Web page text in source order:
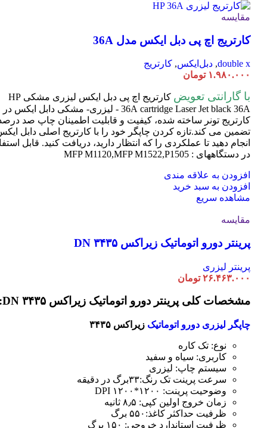
مقایسه
کارتریج اچ پی دبل ایکس مدل 36A
double x
, دبل‌ایکس, کارتریج
۱.۹۸۰.۰۰۰ تومان
با گارانتی تعویض
کارتریج اچ پی دبل ایکس لیزری مشکی HP
36A cartridge Laser
Jet black 36A - لیزری- مشکی دابل ایکس در
کارتریج تونر ساخته شده، کیفیت و قابلیت اطمینان چاپ صد
تضمین می کند.تازه کردن چاپگر خود را با کارتریج اصلی دابل
انجام دهید تا عملکردی را که انتظار دارید، دریافت کنید. قابل
در دستگاههای : MFP M1120,MFP M1522,P1505
افزودن به علاقه مندی
افزودن به سبد خرید
مشاهده سریع
مقایسه
پرینتر دورو اتوماتیک زیراکس DN ۳۴۳۵
پرینتر لیزری
۲۶.۴۶۳.۰۰۰ تومان
مشخصات کلی پرینتر دورو اتوماتیک زیراکس DN ۳۴۳۵:
چاپگر لیزری دورو اتوماتیک زیراکس ۳۴۳۵
نوع: تک کاره
کاربری: سیاه و سفید
سیستم چاپ: لیزری
سرعت پرینت تک رنگ:۳۳برگ در دقیقه
وضوحیت پرینت: ۱۲۰۰*۱۲۰۰ DPI
زمان خروج اولین کپی: ۸٫۵ ثانیه
ظرفیت حداکثر کاغذ:۵۵۰ برگ
ظرفیت استاندارد خروجی: ۱۵۰ برگ